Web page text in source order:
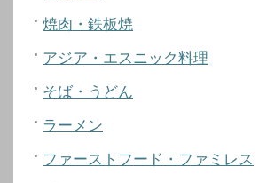
焼肉・鉄板焼
アジア・エスニック料理
そば・うどん
ラーメン
ファーストフード・ファミレス